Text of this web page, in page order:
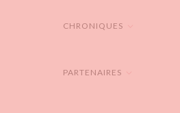
CHRONIQUES
PARTENAIRES